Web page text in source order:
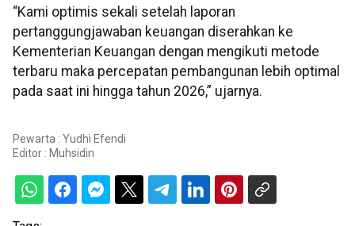
“Kami optimis sekali setelah laporan
pertanggungjawaban keuangan diserahkan ke
Kementerian Keuangan dengan mengikuti metode
terbaru maka percepatan pembangunan lebih optimal
pada saat ini hingga tahun 2026,” ujarnya.
Pewarta : Yudhi Efendi
Editor : Muhsidin